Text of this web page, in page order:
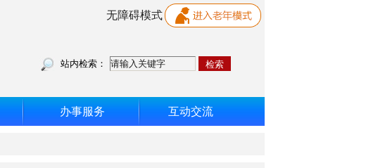
站内检索：
办事服务 互动交流
无障碍模式